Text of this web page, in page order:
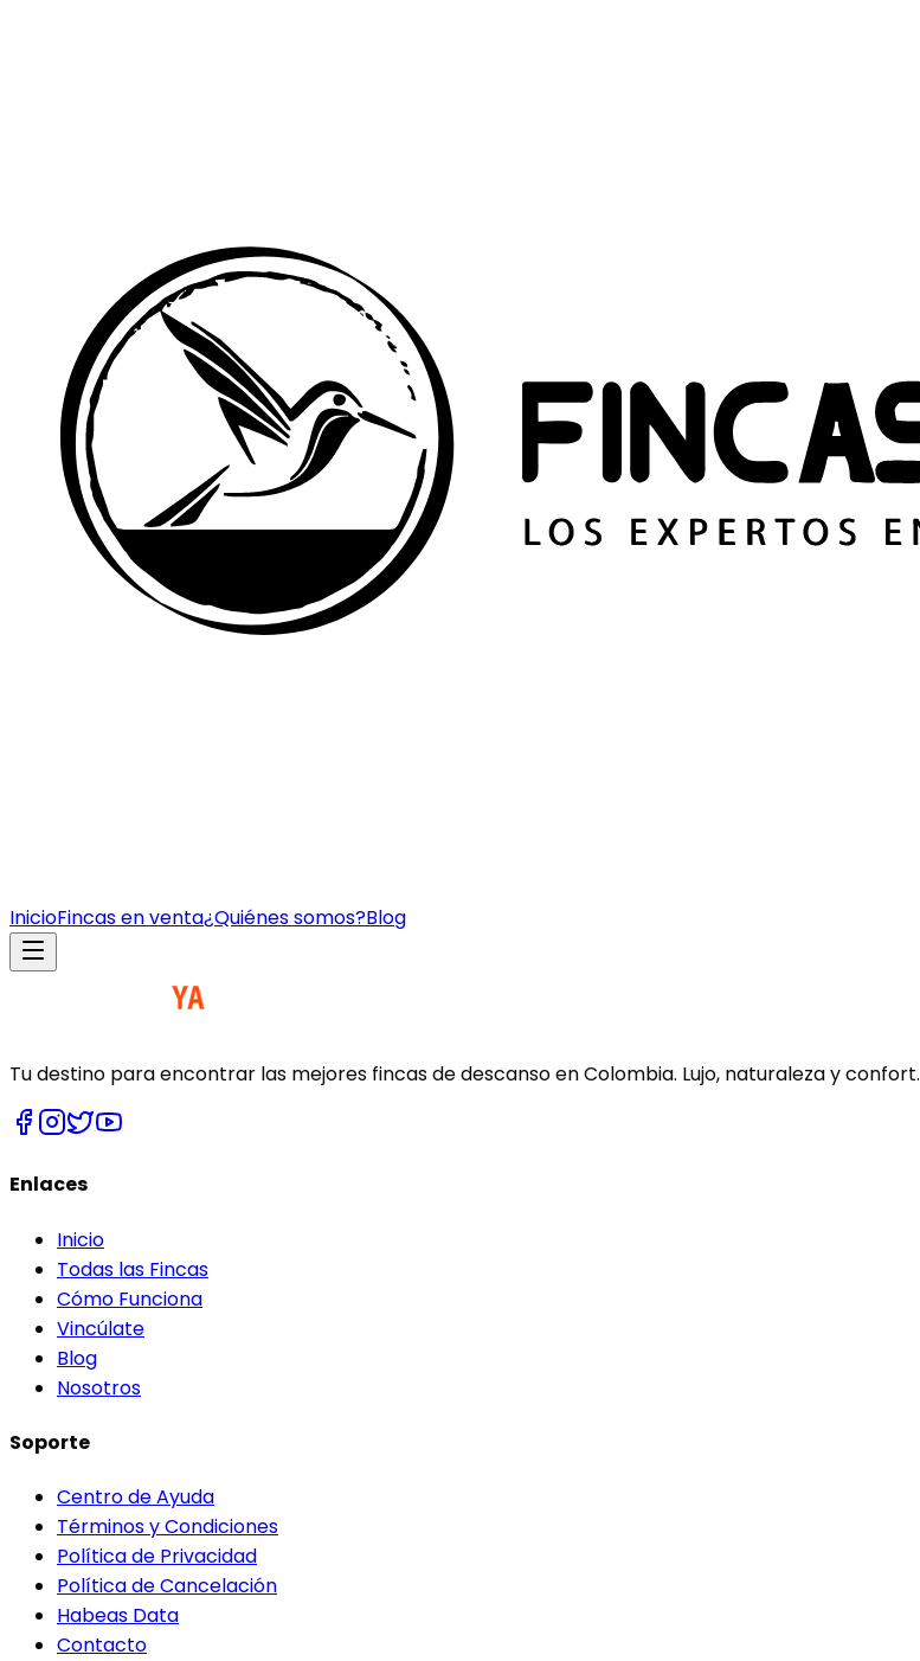
InicioFincas en venta¿Quiénes somos?Blog
Tu destino para encontrar las mejores fincas de descanso en Colombia. Lujo, naturaleza y confort.
Enlaces
Inicio
Todas las Fincas
Cómo Funciona
Vincúlate
Blog
Nosotros
Soporte
Centro de Ayuda
Términos y Condiciones
Política de Privacidad
Política de Cancelación
Habeas Data
Contacto